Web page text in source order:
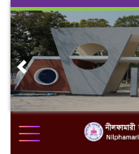
Skip
content
Previous